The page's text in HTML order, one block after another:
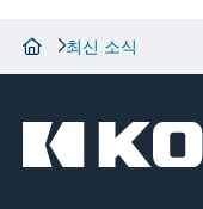
최신 소식